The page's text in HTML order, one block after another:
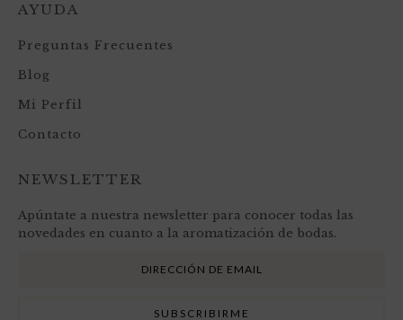
AYUDA
Preguntas Frecuentes
Blog
Mi Perfil
Contacto
NEWSLETTER
Apúntate a nuestra newsletter para conocer todas las
novedades en cuanto a la aromatización de bodas.